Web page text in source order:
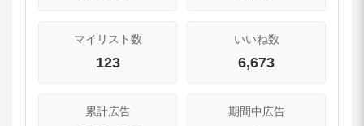
マイリスト数
123
いいね数
6,673
累計広告 期間中広告